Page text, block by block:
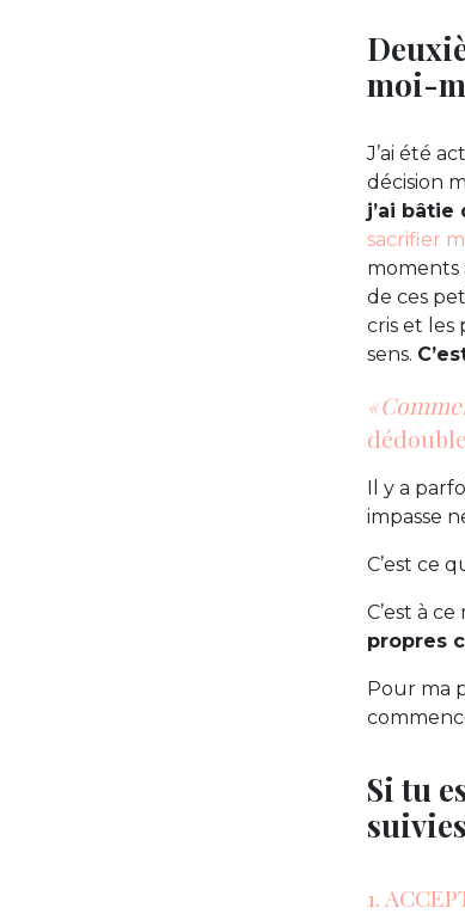
moi-
J’ai été
décision
j’ai
sacrifier
moments
de ces
cris et les
sens.
«
Il y a
impasse
C’est ce
C’est à
propres
Pour ma
Si tu
1.